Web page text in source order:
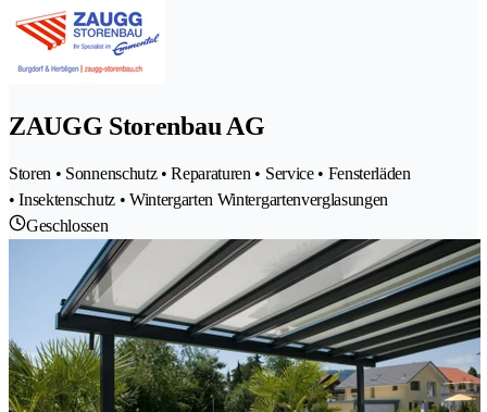
ZAUGG Storenbau AG
Storen • Sonnenschutz • Reparaturen • Service • Fensterläden
• Insektenschutz • Wintergarten Wintergartenverglasungen
Geschlossen